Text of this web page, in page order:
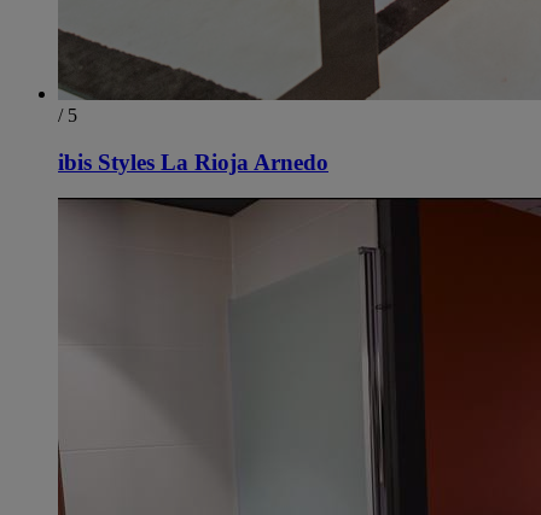
/ 5
ibis Styles La Rioja Arnedo